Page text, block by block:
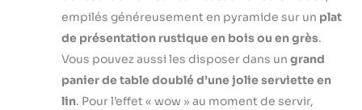
seul robot pour
toutes vos
desserts, pâtes,
crèmes. Gagnez
du temps en
décoratifs pour
des préparations
maison soignées.
Coupe pâte
pâtisserie précis
et décoratif –
empilés généreusement en pyramide sur un plat
de présentation rustique en bois ou en grès.
Vous pouvez aussi les disposer dans un grand
panier de table doublé d’une jolie serviette en
lin. Pour l’effet « wow » au moment de servir,